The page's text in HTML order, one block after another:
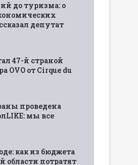
до туризма: о
депутат
47-й страной
OVO от Cirque du
проведена
мы все
как из бюджета
области потратят